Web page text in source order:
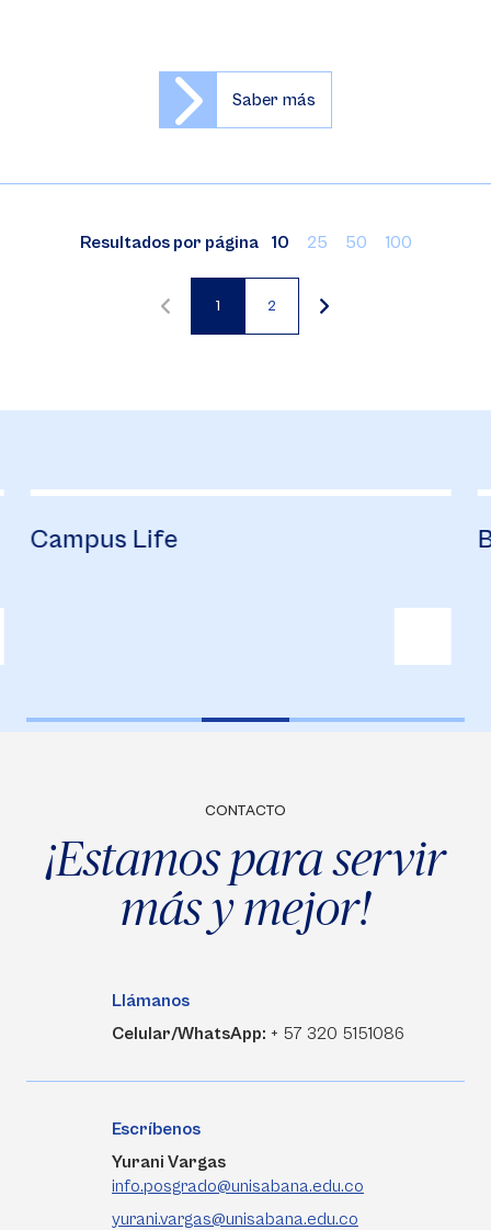
Saber más
Resultados por página 10 25 50 100
Página
1
Página
2
Campus Life
CONTACTO
¡Estamos para servir
más y mejor!
Llámanos
Celular/WhatsApp: + 57 320 5151086
Escríbenos
Yurani Vargas
info.posgrado@unisabana.edu.co
yurani.vargas@unisabana.edu.co